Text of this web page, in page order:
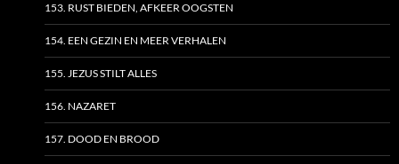
153. RUST BIEDEN, AFKEER OOGSTEN
154. EEN GEZIN EN MEER VERHALEN
155. JEZUS STILT ALLES
156. NAZARET
157. DOOD EN BROOD